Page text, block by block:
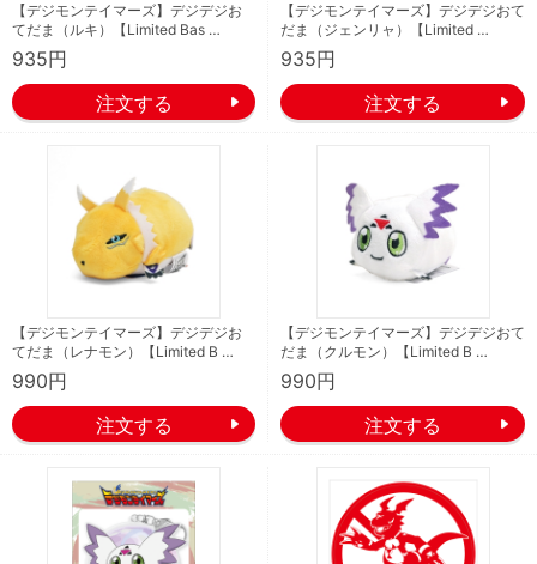
【デジモンテイマーズ】デジデジお
てだま（ルキ）【Limited Bas …
935円
【デジモンテイマーズ】デジデジおて
だま（ジェンリャ）【Limited …
935円
【デジモンテイマーズ】デジデジお
てだま（レナモン）【Limited B …
990円
【デジモンテイマーズ】デジデジおて
だま（クルモン）【Limited B …
990円